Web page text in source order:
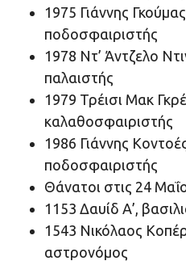
1975 Γιάννης
ποδοσφαιριστής
1978 Ντ’ Άντζελο
παλαιστής
1979 Τρέισι Μακ
καλαθοσφαιριστής
1986 Γιάννης
ποδοσφαιριστής
Θάνατοι στις 24
1153 Δαυίδ Α’,
1543 Νικόλαος
αστρονόμος